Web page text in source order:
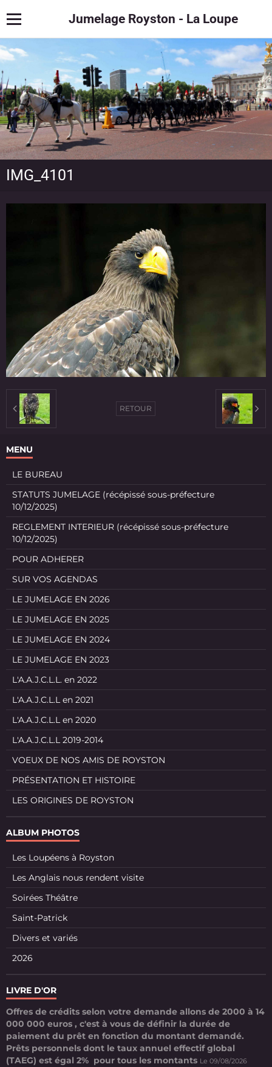
Jumelage Royston - La Loupe
IMG_4101
RETOUR
MENU
LE BUREAU
STATUTS JUMELAGE (récépissé sous-préfecture
10/12/2025)
REGLEMENT INTERIEUR (récépissé sous-préfecture
10/12/2025)
POUR ADHERER
SUR VOS AGENDAS
LE JUMELAGE EN 2026
LE JUMELAGE EN 2025
LE JUMELAGE EN 2024
LE JUMELAGE EN 2023
L'A.A.J.C.L.L. en 2022
L'A.A.J.C.L.L en 2021
L'A.A.J.C.L.L en 2020
L'A.A.J.C.L.L 2019-2014
VOEUX DE NOS AMIS DE ROYSTON
PRÉSENTATION ET HISTOIRE
LES ORIGINES DE ROYSTON
ALBUM PHOTOS
Les Loupéens à Royston
Les Anglais nous rendent visite
Soirées Théâtre
Saint-Patrick
Divers et variés
2026
LIVRE D'OR
Offres de crédits selon votre demande allons de 2000 à 14
000 000 euros , c'est à vous de définir la durée de
paiement du prêt en fonction du montant demandé.
Prêts personnels dont le taux annuel effectif global
(TAEG) est égal 2% pour tous les montants Le 09/08/2026